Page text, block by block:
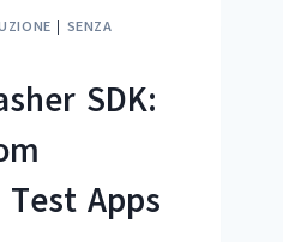
| SENZA
SDK:
Apps